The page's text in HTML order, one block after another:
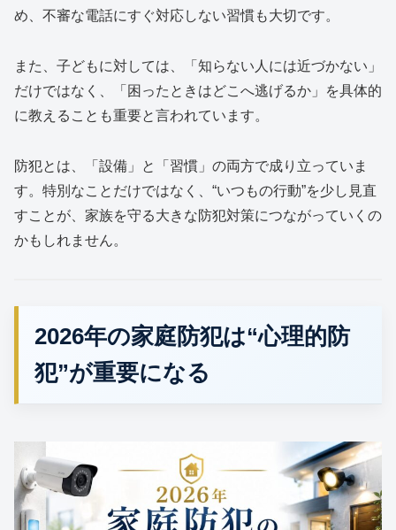
め、不審な電話にすぐ対応しない習慣も大切です。
また、子どもに対しては、「知らない人には近づかない」
だけではなく、「困ったときはどこへ逃げるか」を具体的
に教えることも重要と言われています。
防犯とは、「設備」と「習慣」の両方で成り立っていま
す。特別なことだけではなく、“いつもの行動”を少し見直
すことが、家族を守る大きな防犯対策につながっていくの
かもしれません。
2026年の家庭防犯は“心理的防
犯”が重要になる